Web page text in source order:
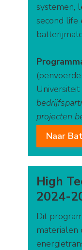
systemen,
second life
projecten
Naar
High
2024-
Dit
materialen